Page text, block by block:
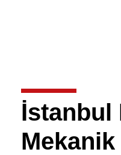
İstanbul